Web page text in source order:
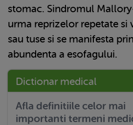
stomac. Sindromul
urma reprizelor repetate si
sau tuse si se manifesta
abundenta a esofagului.
Dictionar medical
Afla definitiile celor mai
importanti termeni